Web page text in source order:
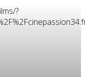
?